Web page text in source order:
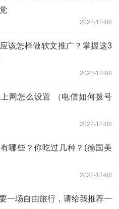
2022-12-08
该怎样做软文推广？掌握这3
2022-12-08
网怎么设置 （电信如何拨号
2022-12-08
哪些？你吃过几种？(德国美
2022-12-08
一场自由旅行，请给我推荐一